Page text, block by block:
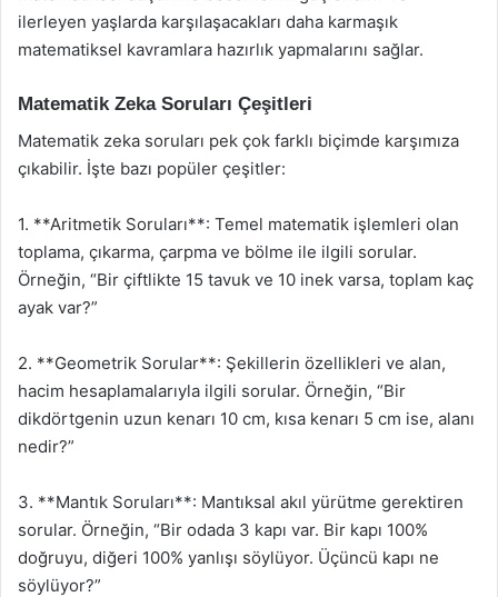
ilerleyen yaşlarda karşılaşacakları daha karmaşık
matematiksel kavramlara hazırlık yapmalarını sağlar.
Matematik Zeka Soruları Çeşitleri
Matematik zeka soruları pek çok farklı biçimde karşımıza
çıkabilir. İşte bazı popüler çeşitler:
1. **Aritmetik Soruları**: Temel matematik işlemleri olan
toplama, çıkarma, çarpma ve bölme ile ilgili sorular.
Örneğin, “Bir çiftlikte 15 tavuk ve 10 inek varsa, toplam kaç
ayak var?”
2. **Geometrik Sorular**: Şekillerin özellikleri ve alan,
hacim hesaplamalarıyla ilgili sorular. Örneğin, “Bir
dikdörtgenin uzun kenarı 10 cm, kısa kenarı 5 cm ise, alanı
nedir?”
3. **Mantık Soruları**: Mantıksal akıl yürütme gerektiren
sorular. Örneğin, “Bir odada 3 kapı var. Bir kapı 100%
doğruyu, diğeri 100% yanlışı söylüyor. Üçüncü kapı ne
söylüyor?”